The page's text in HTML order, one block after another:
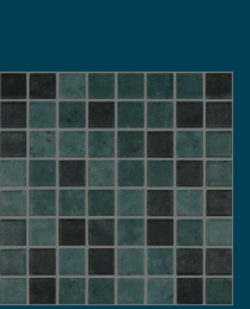
burkolat